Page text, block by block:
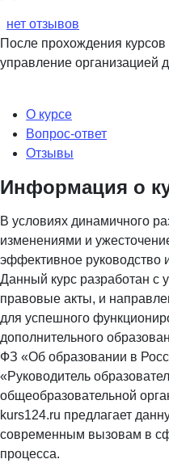
нет отзывов
После прохождения
управление организацией
О курсе
Вопрос-ответ
Отзывы
Информация о
В условиях динамичного
изменениями и
эффективное руководство
Данный курс разработан с
правовые акты, и
для успешного
дополнительного
ФЗ «Об образовании в
«Руководитель
общеобразовательной
kurs124.ru предлагает
современным вызовам в
процесса.